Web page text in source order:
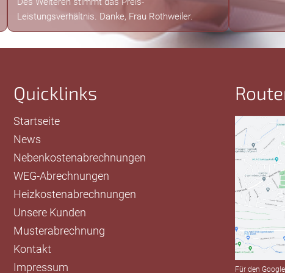
Leistungsverhältnis. Danke, Frau Rothweiler.
Quicklinks
Startseite
News
Nebenkostenabrechnungen
WEG-Abrechnungen
Heizkostenabrechnungen
Unsere Kunden
Musterabrechnung
Kontakt
Impressum
Für den